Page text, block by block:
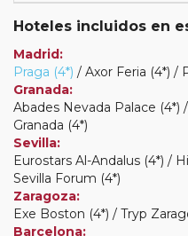
Hoteles incluidos en
Madrid:
Praga (4*) / Axor Feria (4*) /
Granada:
Abades Nevada Palace (4*)
Granada (4*)
Sevilla:
Eurostars Al-Andalus (4*) /
Sevilla Forum (4*)
Zaragoza:
Exe Boston (4*) / Tryp
Barcelona: